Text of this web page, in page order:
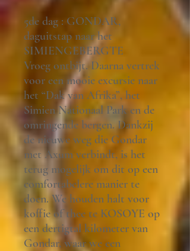
5de dag : GONDAR,
daguitstap naar het
SIMIENGEBERGTE
Vroeg ontbijt. Daarna vertrek
voor een mooie excursie naar
het “Dak van Afrika”, het
Simien Nationaal Park en de
omringende bergen. Dankzij
de nieuwe weg die Gondar
met Axum verbindt, is het
terug mogelijk om dit op een
comfortabelere manier te
doen. We houden halt voor
koffie of thee te KOSOYE op
een dertigtal kilometer van
Gondar, waar we een